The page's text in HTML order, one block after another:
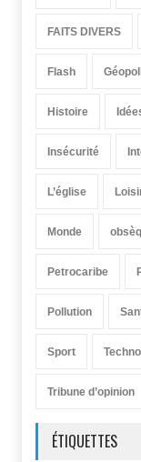
FAITS DIVERS
Flash
Histoire
Insécurité
L’église
Monde
Petrocaribe
Pollution
Sport
Tribune d’opinion
ÉTIQUETTES